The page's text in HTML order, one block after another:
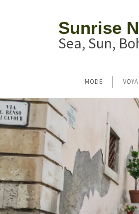
Sunrise
Sea, Sun,
MODE